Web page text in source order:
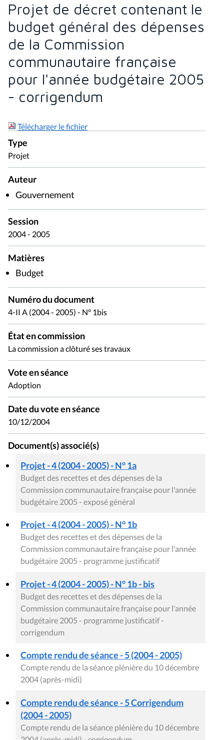
Projet de décret contenant le
budget général des dépenses
de la Commission
communautaire française
pour l'année budgétaire 2005
- corrigendum
Télécharger le fichier
Type
Projet
Auteur
Gouvernement
Session
2004 - 2005
Matières
Budget
Numéro du document
4-II A (2004 - 2005) - N° 1bis
État en commission
La commission a clôturé ses travaux
Vote en séance
Adoption
Date du vote en séance
10/12/2004
Document(s) associé(s)
Projet - 4 (2004 - 2005) - N° 1a
Budget des recettes et des dépenses de la
Commission communautaire française pour l'année
budgétaire 2005 - exposé général
Projet - 4 (2004 - 2005) - N° 1b
Budget des recettes et des dépenses de la
Commission communautaire française pour l'année
budgétaire 2005 - programme justificatif
Projet - 4 (2004 - 2005) - N° 1b - bis
Budget des recettes et des dépenses de la
Commission communautaire française pour l'année
budgétaire 2005 - programme justificatif -
corrigendum
Compte rendu de séance - 5 (2004 - 2005)
Compte rendu de la séance plénière du 10 décembre
2004 (après-midi)
Compte rendu de séance - 5 Corrigendum
(2004 - 2005)
Compte rendu de la séance plénière du 10 décembre